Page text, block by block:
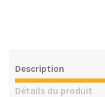
Description
Détails du produit